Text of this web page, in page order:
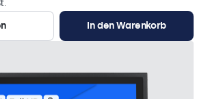
In den Warenkorb